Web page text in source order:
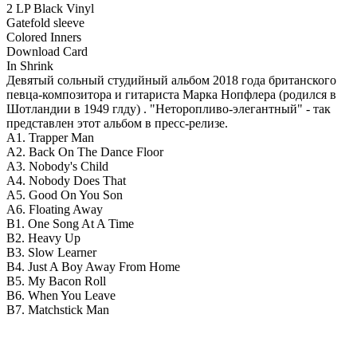
2 LP Black Vinyl
Gatefold sleeve
Colored Inners
Download Card
In Shrink
Девятый сольный студийный альбом 2018 года британского
певца-композитора и гитариста Марка Нопфлера (родился в
Шотландии в 1949 глду) . "Неторопливо-элегантный" - так
представлен этот альбом в пресс-релизе.
A1. Trapper Man
A2. Back On The Dance Floor
A3. Nobody's Child
A4. Nobody Does That
A5. Good On You Son
A6. Floating Away
B1. One Song At A Time
B2. Heavy Up
B3. Slow Learner
B4. Just A Boy Away From Home
B5. My Bacon Roll
B6. When You Leave
B7. Matchstick Man